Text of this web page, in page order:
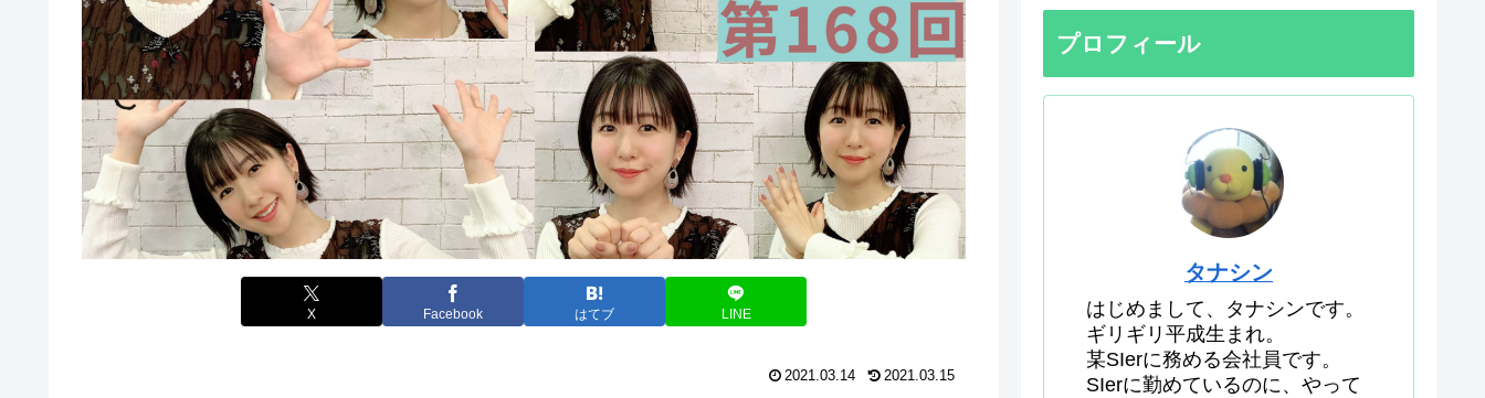
X Facebook はてブ LINE
2021.03.14 2021.03.15
プロフィール
タナシン
はじめまして、タナシンです。
ギリギリ平成生まれ。
某SIerに務める会社員です。
SIerに勤めているのに、やって